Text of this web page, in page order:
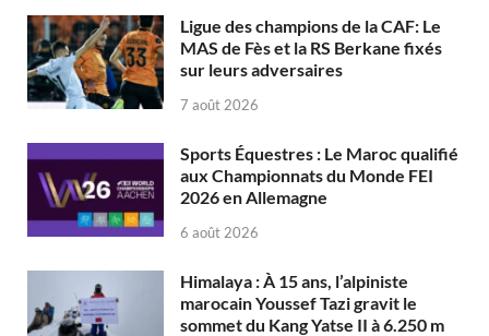
Ligue des champions de la CAF: Le
MAS de Fès et la RS Berkane fixés
sur leurs adversaires
7 août 2026
Sports Équestres : Le Maroc qualifié
aux Championnats du Monde FEI
2026 en Allemagne
6 août 2026
Himalaya : À 15 ans, l’alpiniste
marocain Youssef Tazi gravit le
sommet du Kang Yatse II à 6.250 m